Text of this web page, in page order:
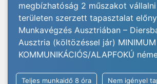
megbízhatóság 2 műszakot
területen szerzett tapasztalat előny
Munkavégzés Ausztriában –
Ausztria (költözéssel jár) MINIMUM
KOMMUNIKÁCIÓS/ALAPFOKÚ
Teljes munkaidő 8 óra Nem igényel